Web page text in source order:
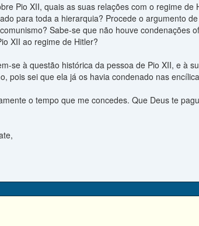
Pio XII, quais as suas relações com o regime
para toda a hierarquia? Procede o argumento
Sabe-se que não houve condenações
XII ao regime de Hitler?
se à questão histórica da pessoa de Pio XII, e à
pois sei que ela já os havia condenado nas
o tempo que me concedes. Que Deus te